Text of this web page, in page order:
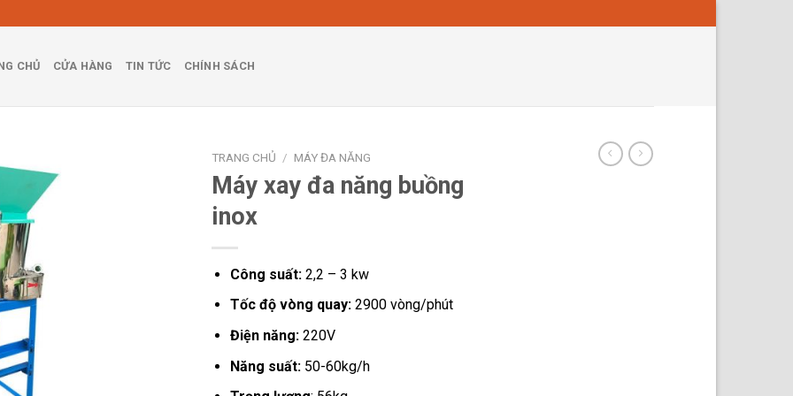
CHỦ CỬA HÀNG TIN TỨC CHÍNH SÁCH
TRANG CHỦ / MÁY ĐA NĂNG
Máy xay đa năng buồng
inox
Công suất:2,2 – 3 kw
Tốc độ vòng quay:2900 vòng/phút
Điện năng: 220V
Năng suất:50-60kg/h